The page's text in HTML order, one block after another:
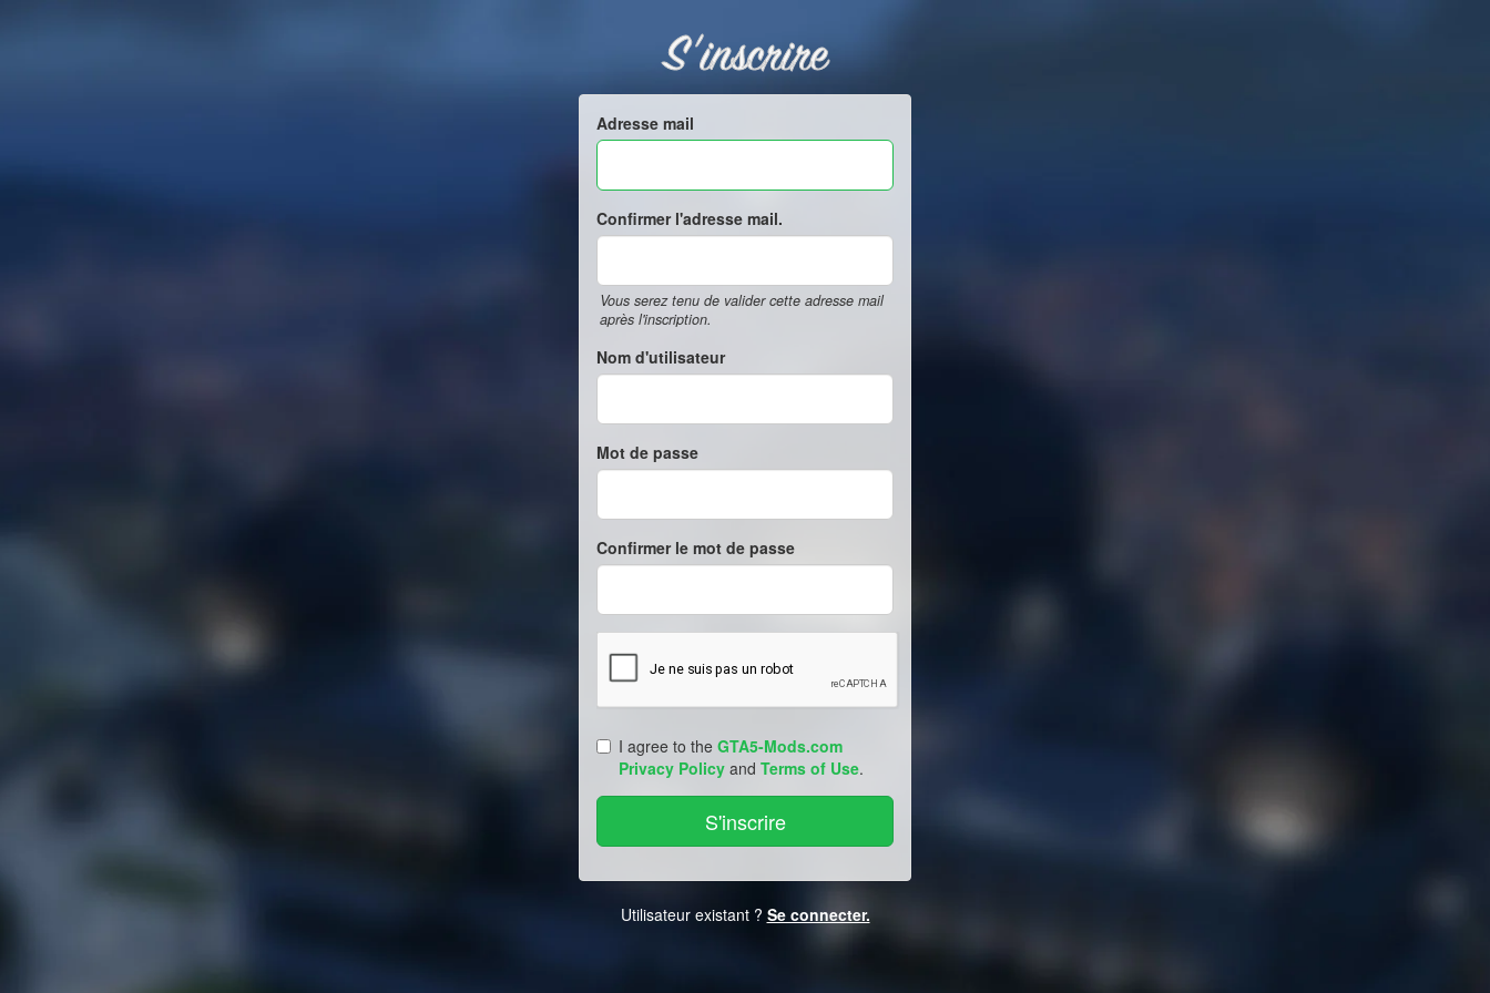
S'inscrire
Adresse mail
Confirmer l'adresse mail.
Vous serez tenu de valider cette adresse mail
après l'inscription.
Nom d'utilisateur
Mot de passe
Confirmer le mot de passe
I agree to the GTA5-Mods.com
Privacy Policy and Terms of Use.
Utilisateur existant ? Se connecter.